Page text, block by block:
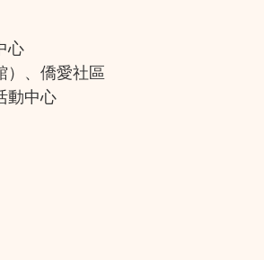
心
）、僑愛社區
動中心